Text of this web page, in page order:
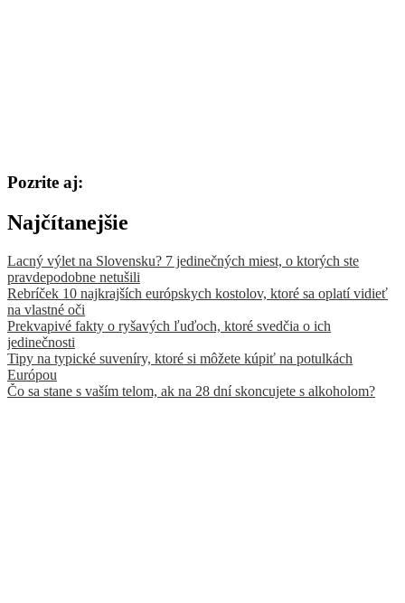
Pozrite aj:
Najčítanejšie
Lacný výlet na Slovensku? 7 jedinečných miest, o ktorých ste
pravdepodobne netušili
Rebríček 10 najkrajších európskych kostolov, ktoré sa oplatí vidieť
na vlastné oči
Prekvapivé fakty o ryšavých ľuďoch, ktoré svedčia o ich
jedinečnosti
Tipy na typické suveníry, ktoré si môžete kúpiť na potulkách
Európou
Čo sa stane s vaším telom, ak na 28 dní skoncujete s alkoholom?